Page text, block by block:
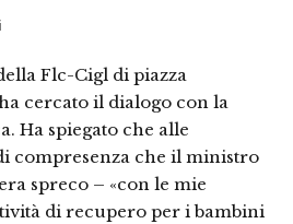
Flc-Cigl di piazza
cercato il dialogo con la
Ha spiegato che alle
compresenza che il ministro
spreco – «con le mie
di recupero per i bambini